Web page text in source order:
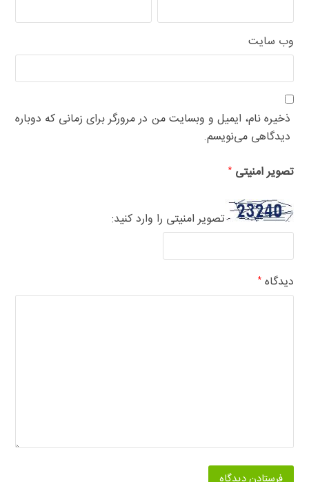
وب‌ سایت
ذخیره نام، ایمیل و وبسایت من در مرورگر برای زمانی که دوباره
دیدگاهی می‌نویسم.
تصویر امنیتی*
تصویر امنیتی را وارد کنید:
دیدگاه*